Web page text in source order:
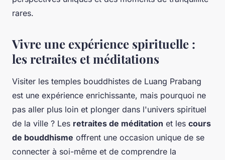
rares.
Vivre une expérience spirituelle :
les retraites et méditations
Visiter les temples bouddhistes de Luang Prabang
est une expérience enrichissante, mais pourquoi ne
pas aller plus loin et plonger dans l'univers spirituel
de la ville ? Les retraites de méditation et les cours
de bouddhisme offrent une occasion unique de se
connecter à soi-même et de comprendre la